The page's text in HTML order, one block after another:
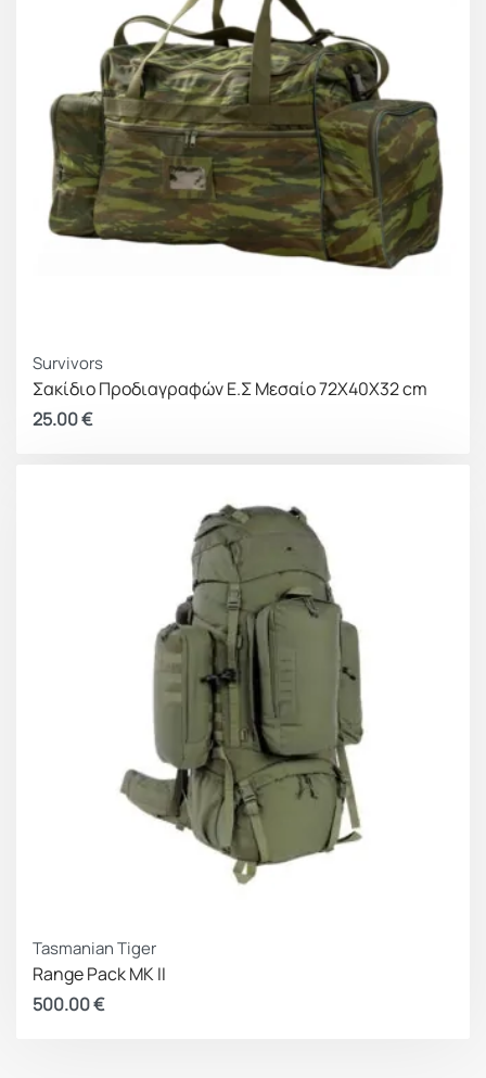
Survivors
Σακίδιο Προδιαγραφών Ε.Σ Μεσαίο 72Χ40Χ32 cm
25.00€
Tasmanian Tiger
Range Pack MK II
500.00€